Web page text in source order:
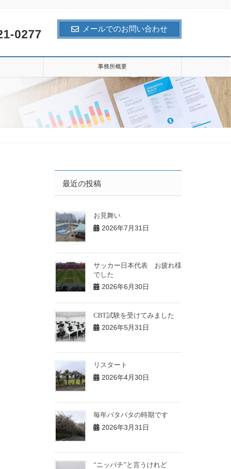
0277 メールでのお問い合わせ
事務所概要
最近の投稿
お見舞い
2026年7月31日
サッカー日本代表 お疲れ様
でした
2026年6月30日
CBT試験を受けてみました
2026年5月31日
リスタート
2026年4月30日
毎年バタバタの時期です
2026年3月31日
“ニッパチ”と言うけれど